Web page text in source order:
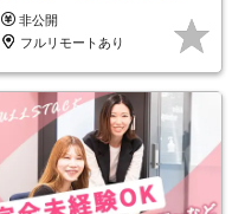
帰／全国募集・業務委託
非公開
フルリモートあり